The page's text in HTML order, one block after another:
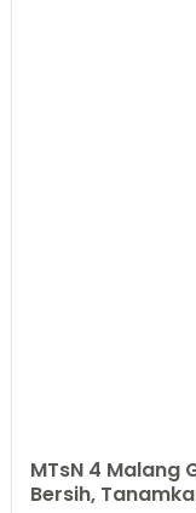
MTsN 4 Malang
Bersih,